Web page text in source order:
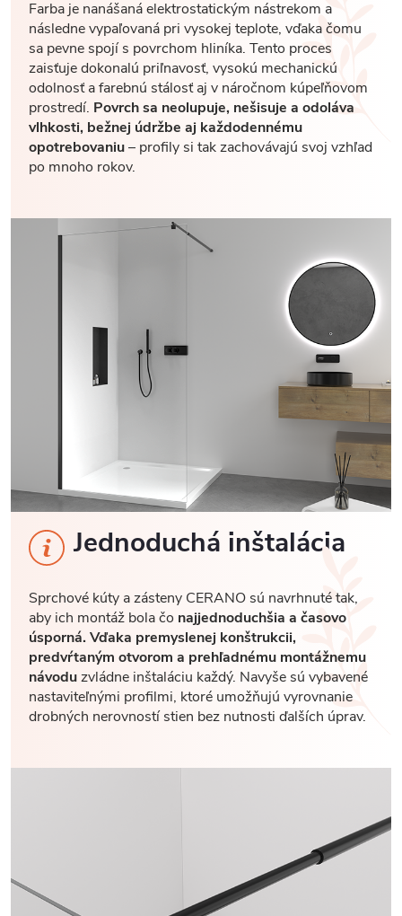
Farba je nanášaná elektrostatickým nástrekom a
následne vypaľovaná pri vysokej teplote, vďaka čomu
sa pevne spojí s povrchom hliníka. Tento proces
zaisťuje dokonalú priľnavosť, vysokú mechanickú
odolnosť a farebnú stálosť aj v náročnom kúpeľňovom
prostredí. Povrch sa neolupuje, nešisuje a odoláva
vlhkosti, bežnej údržbe aj každodennému
opotrebovaniu– profily si tak zachovávajú svoj vzhľad
po mnoho rokov.
Jednoduchá inštalácia
Sprchové kúty a zásteny CERANO sú navrhnuté tak,
aby ich montáž bola čo najjednoduchšia a časovo
úsporná. Vďaka premyslenej konštrukcii,
predvŕtaným otvorom a prehľadnému montážnemu
návoduzvládne inštaláciu každý. Navyše sú vybavené
nastaviteľnými profilmi, ktoré umožňujú vyrovnanie
drobných nerovností stien bez nutnosti ďalších úprav.